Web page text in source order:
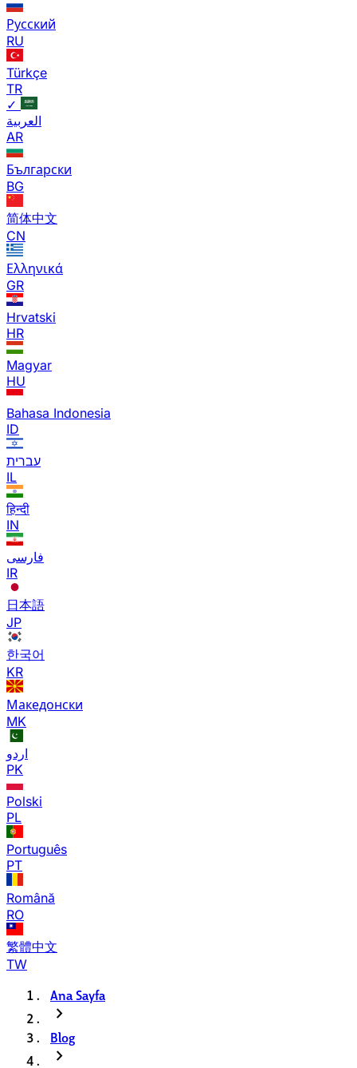
Русский
RU
Türkçe
TR
✓
العربية
AR
Български
BG
简体中文
CN
Ελληνικά
GR
Hrvatski
HR
Magyar
HU
Bahasa Indonesia
ID
עברית
IL
हिन्दी
IN
فارسی
IR
日本語
JP
한국어
KR
Македонски
MK
اردو
PK
Polski
PL
Português
PT
Română
RO
繁體中文
TW
Ana Sayfa
chevron_right
Blog
chevron_right